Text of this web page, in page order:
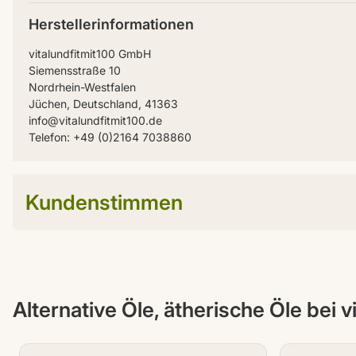
Herstellerinformationen
vitalundfitmit100 GmbH
Siemensstraße 10
Nordrhein-Westfalen
Jüchen, Deutschland, 41363
info@vitalundfitmit100.de
Telefon: +49 (0)2164 7038860
Kundenstimmen
Alternative Öle, ätherische Öle bei